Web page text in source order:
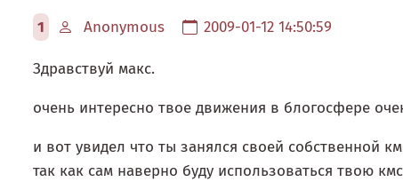
1 Anonymous 2009-01-12 14:50:59
Здравствуй макс.
очень интересно твое движения в блогосфере
и вот увидел что ты занялся своей собственной
так как сам наверно буду использоваться твою